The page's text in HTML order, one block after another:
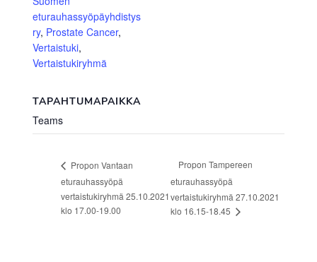
eturauhassyöpäyhdistys
ry, Prostate Cancer,
Vertaistuki,
Vertaistukiryhmä
TAPAHTUMAPAIKKA
Teams
Propon Vantaan
eturauhassyöpä
vertaistukiryhmä 25.10.2021
klo 17.00-19.00
Propon Tampereen
eturauhassyöpä
vertaistukiryhmä 27.10.2021
klo 16.15-18.45